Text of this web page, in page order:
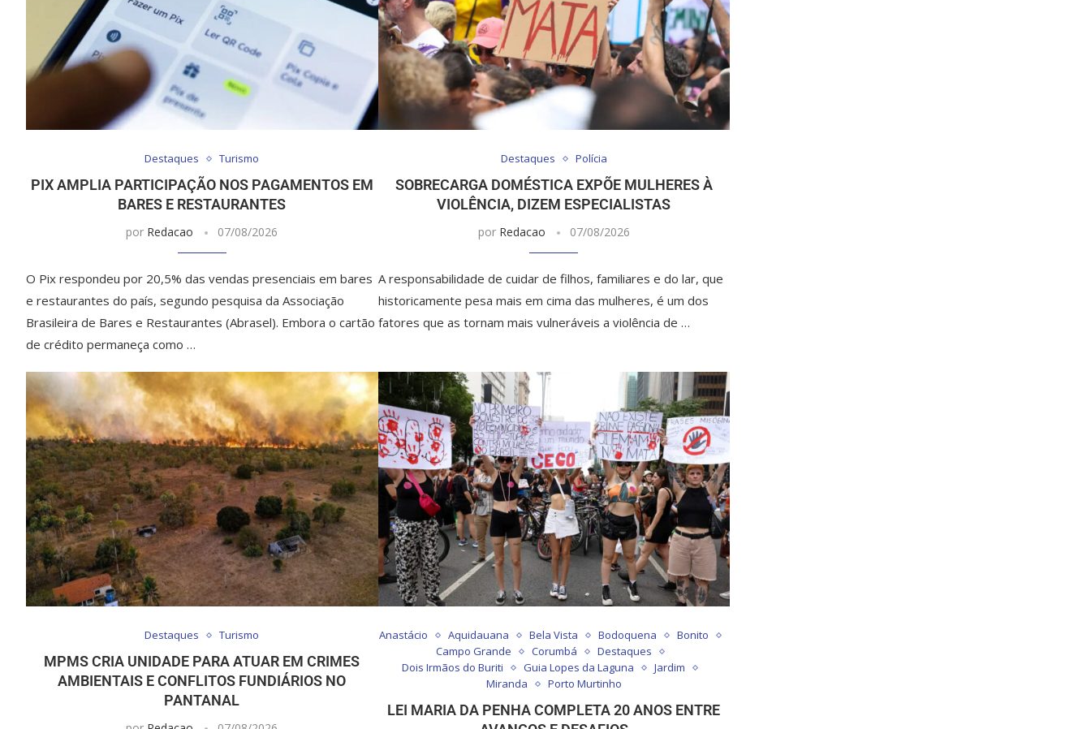
Destaques Turismo
PIX AMPLIA PARTICIPAÇÃO NOS PAGAMENTOS EM
BARES E RESTAURANTES
por Redacao 07/08/2026
O Pix respondeu por 20,5% das vendas presenciais em bares
e restaurantes do país, segundo pesquisa da Associação
Brasileira de Bares e Restaurantes (Abrasel). Embora o cartão
de crédito permaneça como …
Destaques Polícia
SOBRECARGA DOMÉSTICA EXPÕE MULHERES À
VIOLÊNCIA, DIZEM ESPECIALISTAS
por Redacao 07/08/2026
A responsabilidade de cuidar de filhos, familiares e do lar, que
historicamente pesa mais em cima das mulheres, é um dos
fatores que as tornam mais vulneráveis a violência de …
Destaques Turismo
MPMS CRIA UNIDADE PARA ATUAR EM CRIMES
AMBIENTAIS E CONFLITOS FUNDIÁRIOS NO
PANTANAL
Anastácio Aquidauana Bela Vista Bodoquena
Bonito
Campo Grande
Corumbá
Destaques
Dois Irmãos do Buriti
Guia Lopes da Laguna
Jardim
Miranda
Porto Murtinho
LEI MARIA DA PENHA COMPLETA 20 ANOS ENTRE